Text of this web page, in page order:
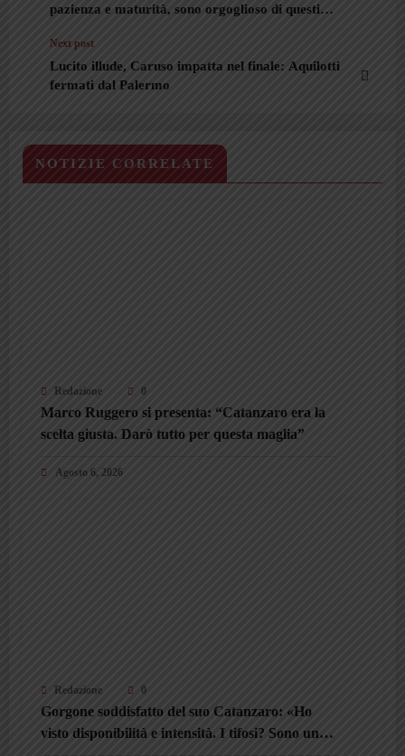
pazienza e maturità, sono orgoglioso di questi
Next post
Lucito illude, Caruso impatta nel finale: Aquilotti
fermati dal Palermo
NOTIZIE CORRELATE
Redazione 0
Marco Ruggero si presenta: “Catanzaro era la
scelta giusta. Darò tutto per questa maglia”
Agosto 6, 2026
Redazione 0
Gorgone soddisfatto del suo Catanzaro: «Ho
visto disponibilità e intensità. I tifosi? Sono un